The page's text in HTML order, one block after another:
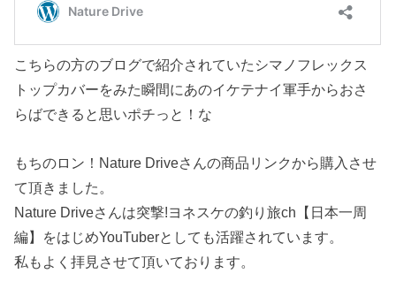
こちらの方のブログで紹介されていたシマノフレックス
トップカバーをみた瞬間にあのイケテナイ軍手からおさ
らばできると思いポチっと！な
もちのロン！Nature Driveさんの商品リンクから購入させ
て頂きました。
Nature Driveさんは突撃!ヨネスケの釣り旅ch【日本一周
編】をはじめYouTuberとしても活躍されています。
私もよく拝見させて頂いております。